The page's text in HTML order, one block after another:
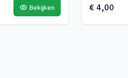
Bekijken € 4,00